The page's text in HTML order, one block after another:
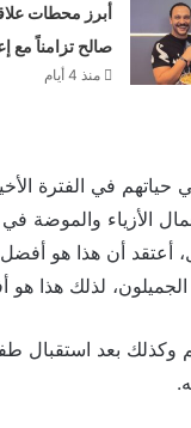
أبرز محطات
صالح تزامناً مع
منذ 4 أيام
1 عن الحدث الأكبر في حياتهم
الأزياء والموضة في
أن هذا هو أفضل
لذلك هذا هو
وكذلك بعد استقبال